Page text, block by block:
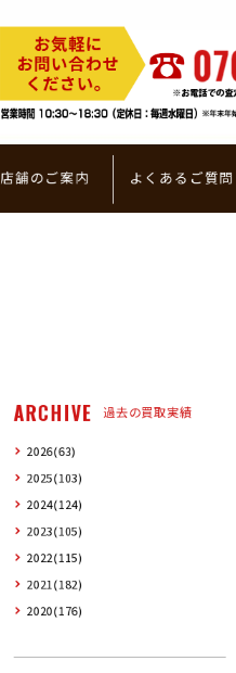
店舗のご案内 よくあるご質問
ARCHIVE 過去の買取実績
2026(63)
2025(103)
2024(124)
2023(105)
2022(115)
2021(182)
2020(176)